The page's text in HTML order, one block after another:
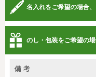
名入れをご希望の場合
のし・包装をご希望の
備 考